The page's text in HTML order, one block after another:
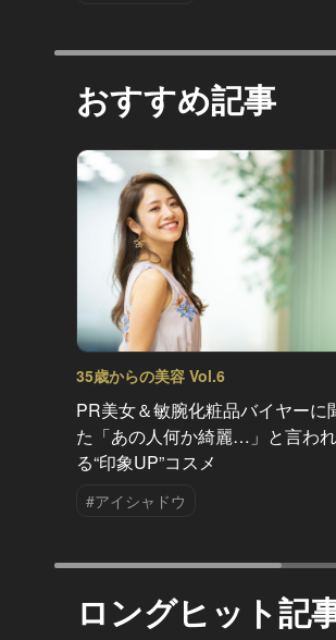
おすすめ記事
35歳からの美容 Vol.6
PR美女＆敏腕化粧品バイヤーに
た「あの人何か綺麗…」と言われ
る“印象UP”コスメ
#アイシャドウ
ロングヒット記